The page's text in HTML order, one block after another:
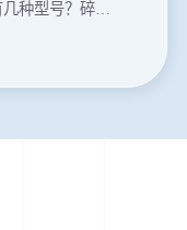
砂，用什么设备？
？推荐用什么型号？